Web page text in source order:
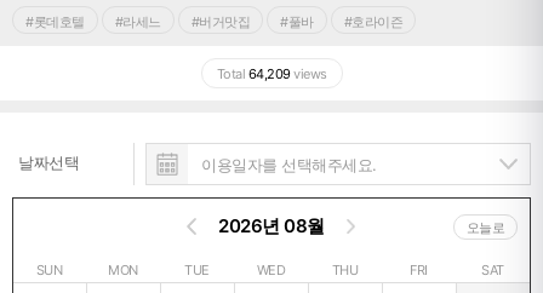
#롯데호텔 #라세느 #버거맛집 #풀바 #호라이즌
Total 64,209views
날짜선택
2026년 08월 오늘로
SUN MON TUE WED THU FRI SAT